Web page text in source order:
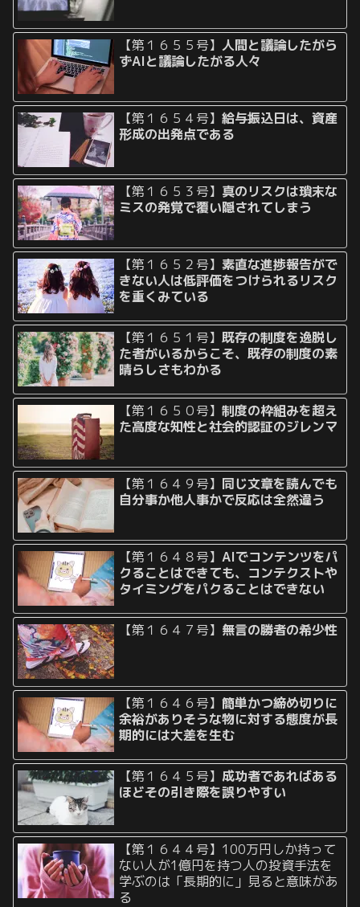
【第１６５５号】人間と議論したがら
ずAIと議論したがる人々
【第１６５４号】給与振込日は、資産
形成の出発点である
【第１６５３号】 真のリスクは瑣末な
ミスの発覚で覆い隠されてしまう
【第１６５２号】素直な進捗報告がで
きない人は低評価をつけられるリスク
を重くみている
【第１６５１号】既存の制度を逸脱し
た者がいるからこそ、既存の制度の素
晴らしさもわかる
【第１６５０号】制度の枠組みを超え
た高度な知性と社会的認証のジレンマ
【第１６４９号】 同じ文章を読んでも
自分事か他人事かで反応は全然違う
【第１６４８号】AIでコンテンツをパ
クることはできても、コンテクストや
タイミングをパクることはできない
【第１６４７号】 無言の勝者の希少性
【第１６４６号】簡単かつ締め切りに
余裕がありそうな物に対する態度が長
期的には大差を生む
【第１６４５号】成功者であればある
ほどその引き際を誤りやすい
【第１６４４号】100万円しか持って
ない人が1億円を持つ人の投資手法を
学ぶのは「長期的に」見ると意味があ
る